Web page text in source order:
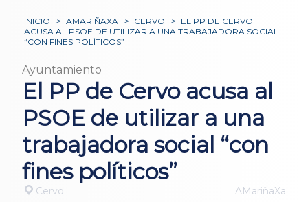
INICIO > AMARIÑAXA > CERVO > EL PP DE CERVO
ACUSA AL PSOE DE UTILIZAR A UNA TRABAJADORA SOCIAL
“CON FINES POLÍTICOS”
Ayuntamiento
El PP de Cervo acusa al
PSOE de utilizar a una
trabajadora social “con
fines políticos”
Cervo AMariñaXa